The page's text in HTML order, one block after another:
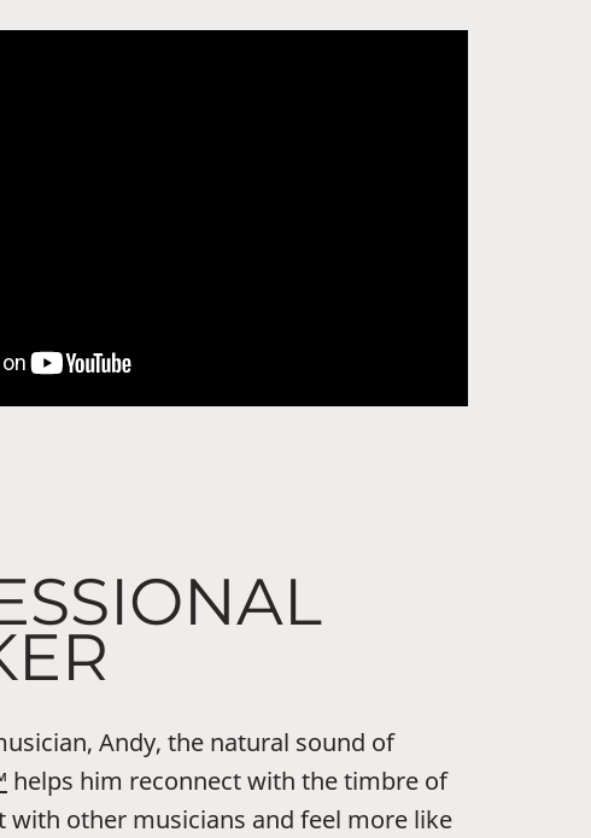
Andy, the natural sound of
helps him reconnect with the timbre of
with other musicians and feel more like